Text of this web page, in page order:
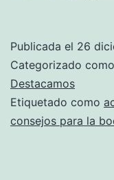
Publicada el 26
Categorizado como
Destacamos
Etiquetado como
consejos para la